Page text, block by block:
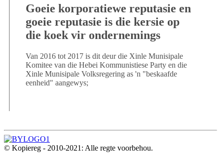
Goeie korporatiewe reputasie en
goeie reputasie is die kersie op
die koek vir ondernemings
Van 2016 tot 2017 is dit deur die Xinle Munisipale
Komitee van die Hebei Kommunistiese Party en die
Xinle Munisipale Volksregering as 'n "beskaafde
eenheid" aangewys;
© Kopiereg - 2010-2021: Alle regte voorbehou.